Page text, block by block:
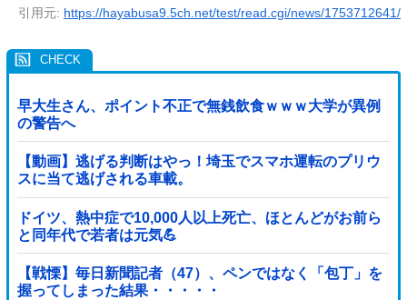
引用元: https://hayabusa9.5ch.net/test/read.cgi/news/1753712641/
早大生さん、ポイント不正で無銭飲食ｗｗｗ大学が異例
の警告へ
【動画】逃げる判断はやっ！埼玉でスマホ運転のプリウ
スに当て逃げされる車載。
ドイツ、熱中症で10,000人以上死亡、ほとんどがお前ら
と同年代で若者は元気💪
【戦慄】毎日新聞記者（47）、ペンではなく「包丁」を
握ってしまった結果・・・・・